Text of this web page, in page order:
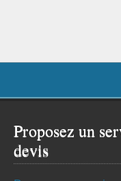
Proposez un
devis